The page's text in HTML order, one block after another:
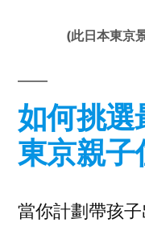
(此日本東京
如何挑選
東京親子
當你計劃帶孩